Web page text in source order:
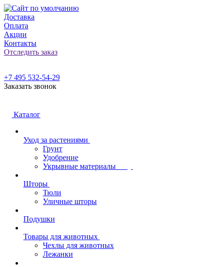
Доставка
Оплата
Акции
Контакты
Отследить заказ
+7 495 532-54-29
Заказать звонок
Каталог
Уход за растениями
Грунт
Удобрение
Укрывные материалы
Шторы
Тюли
Уличные шторы
Подушки
Товары для животных
Чехлы для животных
Лежанки